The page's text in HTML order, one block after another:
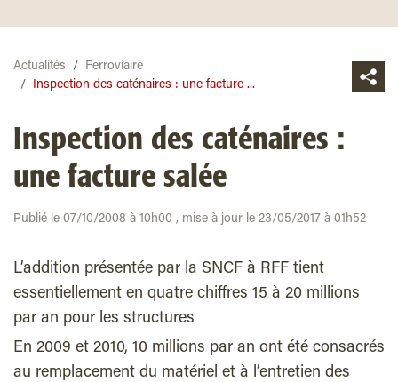
Actualités
Ferroviaire
Inspection des caténaires : une facture ...
Inspection des caténaires :
une facture salée
Publié le 07/10/2008 à 10h00 , mise à jour le 23/05/2017 à 01h52
L’addition présentée par la SNCF à RFF tient
essentiellement en quatre chiffres 15 à 20 millions
par an pour les structures
En 2009 et 2010, 10 millions par an ont été consacrés
au remplacement du matériel et à l’entretien des